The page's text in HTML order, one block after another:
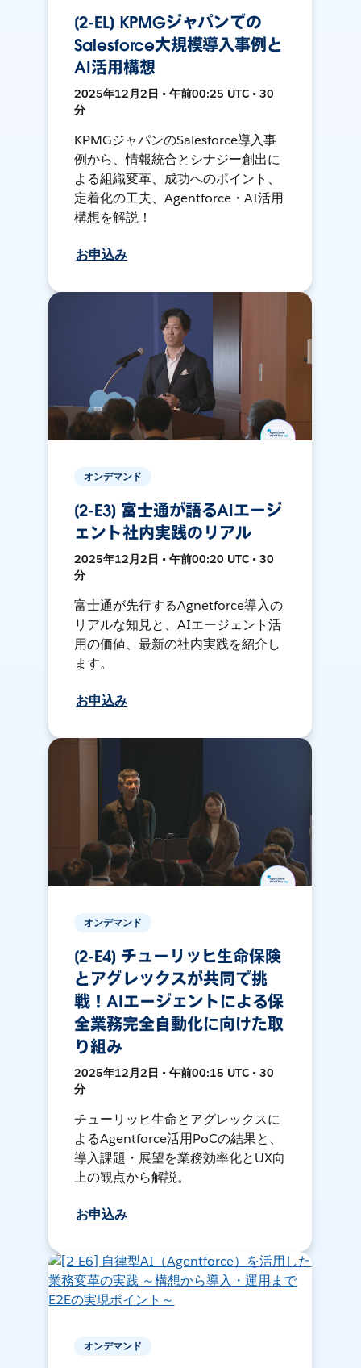
[2-EL] KPMGジャパンでの
Salesforce大規模導入事例と
AI活用構想
2025年12月2日 • 午前00:25 UTC • 30
分
KPMGジャパンのSalesforce導入事
例から、情報統合とシナジー創出に
よる組織変革、成功へのポイント、
定着化の工夫、Agentforce・AI活用
構想を解説！
お申込み
オンデマンド
[2-E3] 富士通が語るAIエージ
ェント社内実践のリアル
2025年12月2日 • 午前00:20 UTC • 30
分
富士通が先行するAgnetforce導入の
リアルな知見と、AIエージェント活
用の価値、最新の社内実践を紹介し
ます。
お申込み
オンデマンド
[2-E4] チューリッヒ生命保険
とアグレックスが共同で挑
戦！AIエージェントによる保
全業務完全自動化に向けた取
り組み
2025年12月2日 • 午前00:15 UTC • 30
分
チューリッヒ生命とアグレックスに
よるAgentforce活用PoCの結果と、
導入課題・展望を業務効率化とUX向
上の観点から解説。
お申込み
オンデマンド